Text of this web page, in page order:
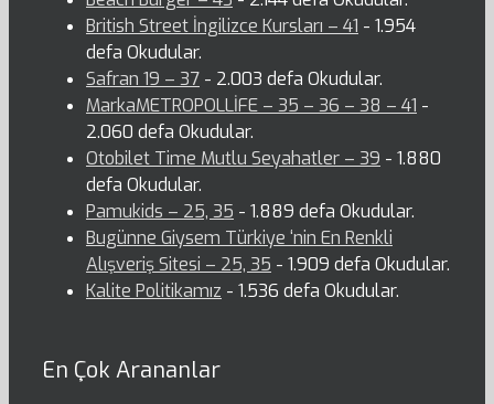
British Street İngilizce Kursları – 41 - 1.954
defa Okudular.
Safran 19 – 37 - 2.003 defa Okudular.
MarkaMETROPOLLİFE – 35 – 36 – 38 – 41 -
2.060 defa Okudular.
Otobilet Time Mutlu Seyahatler – 39 - 1.880
defa Okudular.
Pamukids – 25, 35 - 1.889 defa Okudular.
Bugünne Giysem Türkiye ‘nin En Renkli
Alışveriş Sitesi – 25, 35 - 1.909 defa Okudular.
Kalite Politikamız - 1.536 defa Okudular.
En Çok Arananlar